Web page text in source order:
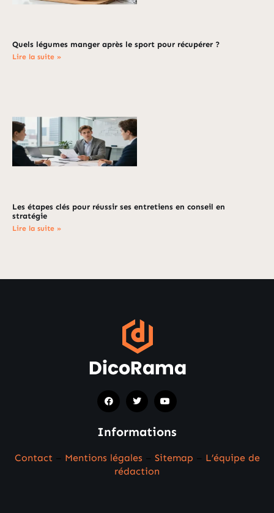
Quels légumes manger après le sport pour récupérer ?
Lire la suite »
Les étapes clés pour réussir ses entretiens en conseil en
stratégie
Lire la suite »
Informations
Contact Mentions légales Sitemap
L’équipe de
rédaction